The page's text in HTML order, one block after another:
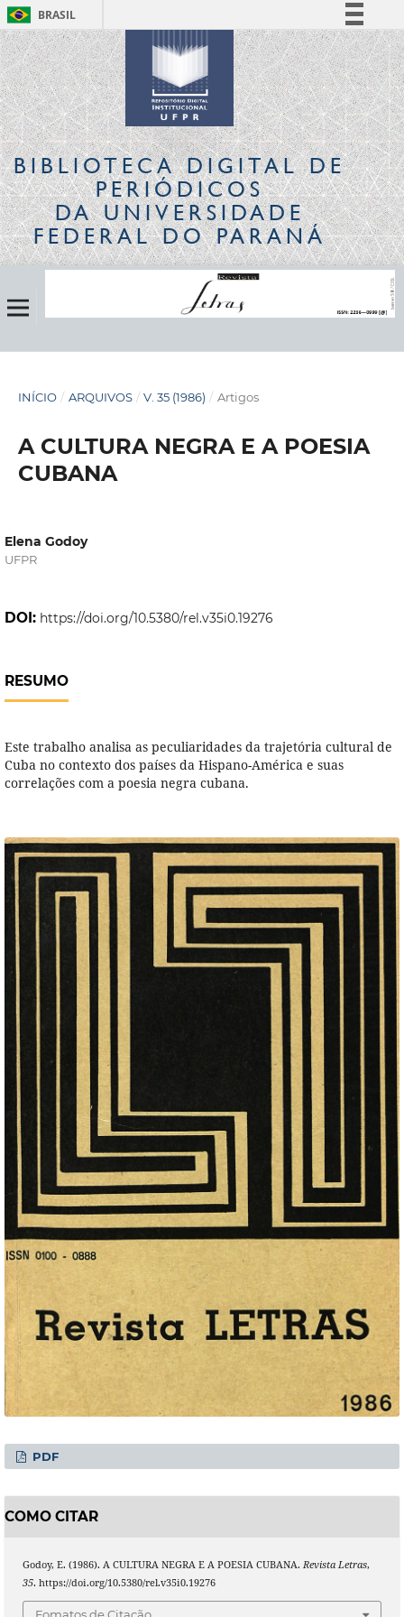
BRASIL
Simplifique!
Comunica BR
Participe
Acesso à informação
Legislação
Canais
BIBLIOTECA DIGITALDE
PERIÓDICOS
DA UNIVERSIDADE
FEDERAL DO PARANÁ
INÍCIO / ARQUIVOS / V. 35 (1986) / Artigos
A CULTURA NEGRA E A POESIA
CUBANA
Elena Godoy
UFPR
DOI: https://doi.org/10.5380/rel.v35i0.19276
RESUMO
Este trabalho analisa as peculiaridades da trajetória cultural de
Cuba no contexto dos países da Hispano-América e suas
correlações com a poesia negra cubana.
PDF
COMO CITAR
Godoy, E. (1986). A CULTURA NEGRA E A POESIA CUBANA. Revista Letras,
35. https://doi.org/10.5380/rel.v35i0.19276